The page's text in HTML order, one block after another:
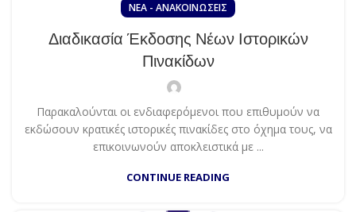
ΝΈΑ - ΑΝΑΚΟΙΝΏΣΕΙΣ
Διαδικασία Έκδοσης Νέων Ιστορικών
Πινακίδων
Παρακαλούνται οι ενδιαφερόμενοι που επιθυμούν να
εκδώσουν κρατικές ιστορικές πινακίδες στο όχημα τους, να
επικοινωνούν αποκλειστικά με ...
CONTINUE READING